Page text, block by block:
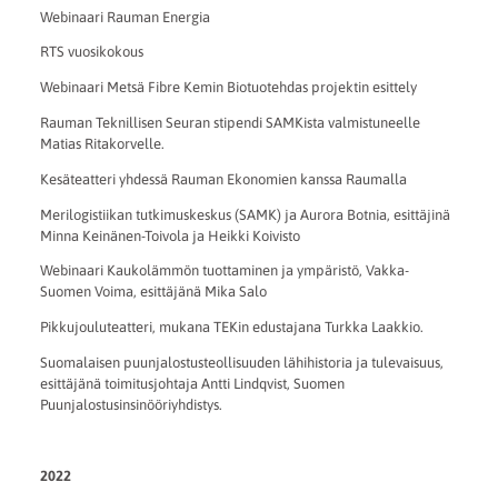
Webinaari Rauman Energia
RTS vuosikokous
Webinaari Metsä Fibre Kemin Biotuotehdas projektin esittely
Rauman Teknillisen Seuran stipendi SAMKista valmistuneelle
Matias Ritakorvelle.
Kesäteatteri yhdessä Rauman Ekonomien kanssa Raumalla
Merilogistiikan tutkimuskeskus (SAMK) ja Aurora Botnia, esittäjinä
Minna Keinänen-Toivola ja Heikki Koivisto
Webinaari Kaukolämmön tuottaminen ja ympäristö, Vakka-
Suomen Voima, esittäjänä Mika Salo
Pikkujouluteatteri, mukana TEKin edustajana Turkka Laakkio.
Suomalaisen puunjalostusteollisuuden lähihistoria ja tulevaisuus,
esittäjänä toimitusjohtaja Antti Lindqvist, Suomen
Puunjalostusinsinööriyhdistys.
2022